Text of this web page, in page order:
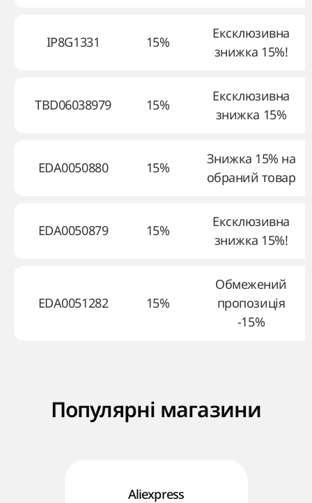
IP8G1331 15%
Ексклюзивна
знижка 15%!
TBD06038979 15%
Ексклюзивна
знижка 15%
EDA0050880 15%
Знижка 15% на
обраний товар
EDA0050879 15%
Ексклюзивна
знижка 15%!
EDA0051282 15%
Обмежений
пропозиція
-15%
Популярні магазини
Aliexpress